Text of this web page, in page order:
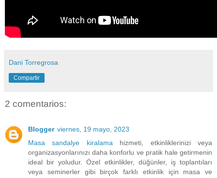
Dani Torregrosa
Compartir
2 comentarios:
Blogger viernes, 19 mayo, 2023
Masa sandalye kiralama hizmeti, etkinliklerinizi veya
organizasyonlarınızı daha konforlu ve pratik hale getirmenin
ideal bir yoludur. Özel etkinlikler, düğünler, iş toplantıları
veya seminerler gibi birçok farklı etkinlik için masa ve